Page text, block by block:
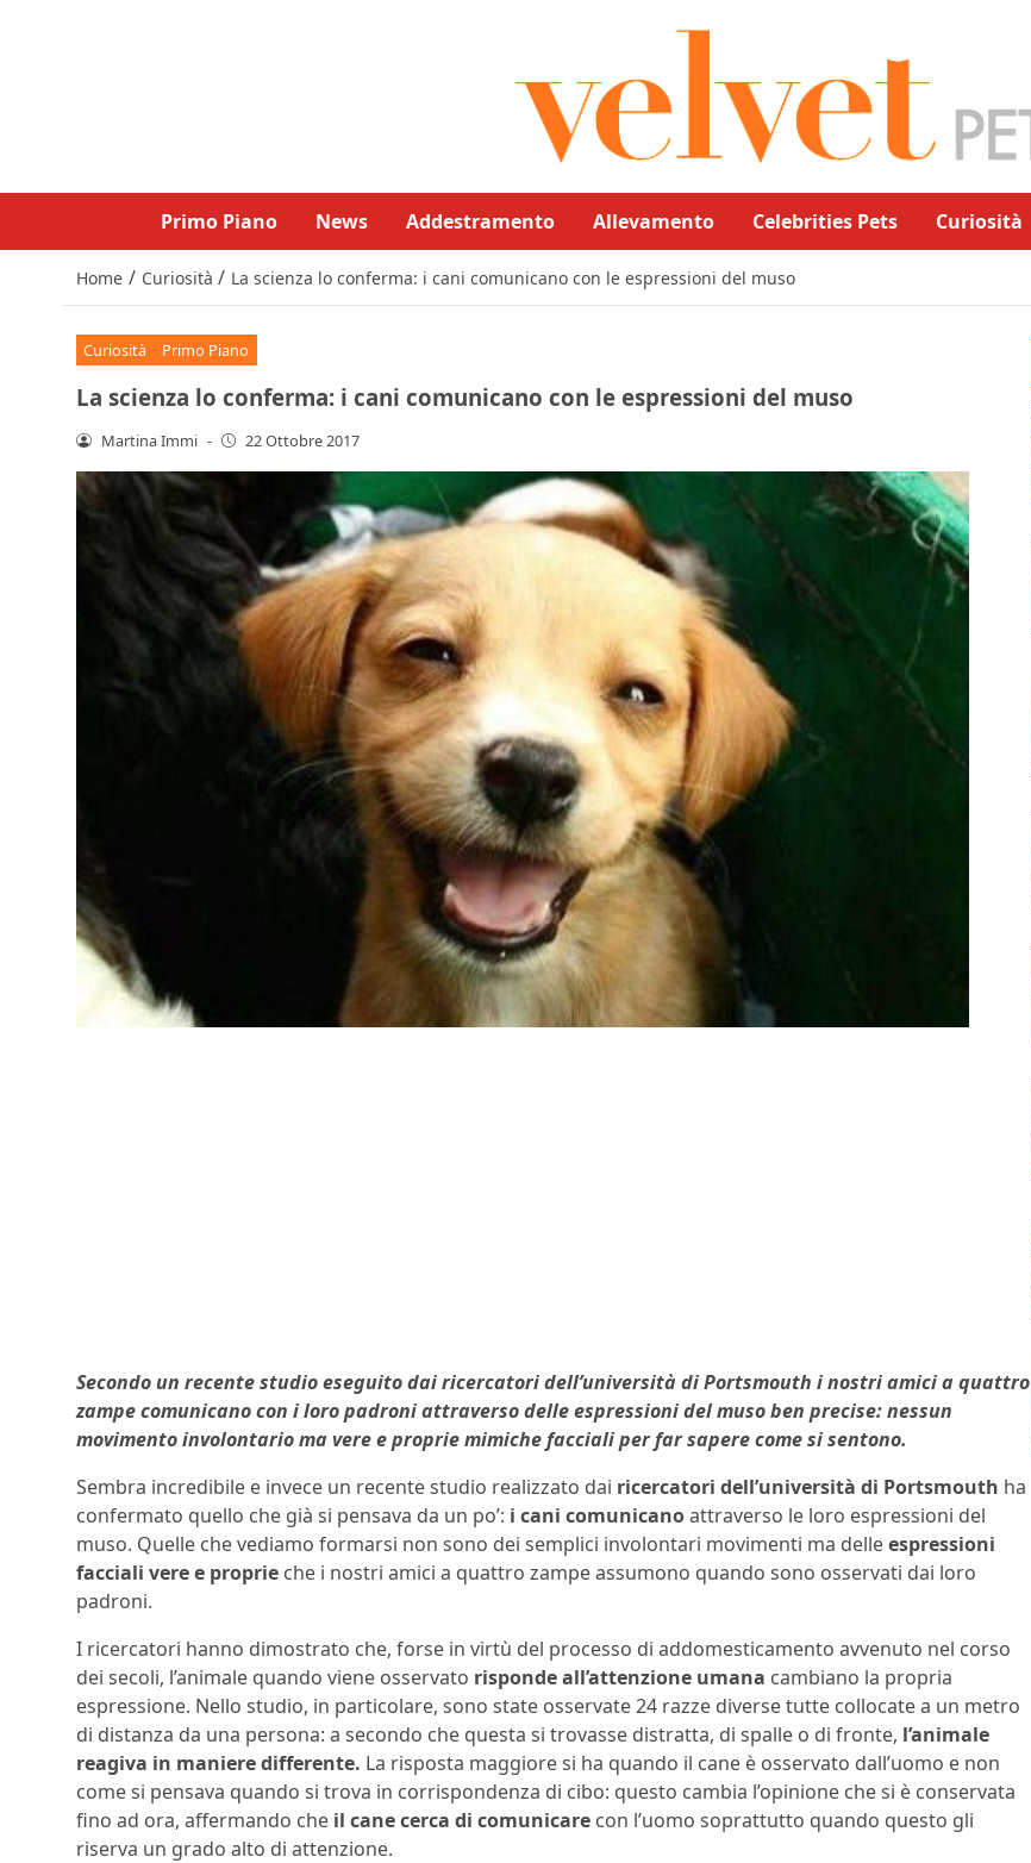
Primo Piano News Addestramento Allevamento Celebrities Pets Curiosità
Home / Curiosità / La scienza lo conferma: i cani comunicano con le espressioni del muso
Curiosità Primo Piano
La scienza lo conferma: i cani comunicano con le espressioni del muso
Martina Immi - 22 Ottobre 2017
Secondo un recente studio eseguito dai ricercatori dell’università di Portsmouth i nostri amici a quattro
zampe comunicano con i loro padroni attraverso delle espressioni del muso ben precise: nessun
movimento involontario ma vere e proprie mimiche facciali per far sapere come si sentono.
Sembra incredibile e invece un recente studio realizzato dai ricercatori dell’università di Portsmouth ha
confermato quello che già si pensava da un po’: i cani comunicanoattraverso le loro espressioni del
muso. Quelle che vediamo formarsi non sono dei semplici involontari movimenti ma delleespressioni
facciali vere e proprie che i nostri amici a quattro zampe assumono quando sono osservati dai loro
padroni.
I ricercatori hanno dimostrato che, forse in virtù del processo di addomesticamento avvenuto nel corso
dei secoli, l’animale quando viene osservato risponde all’attenzione umana cambiano la propria
espressione. Nello studio, in particolare, sono state osservate 24 razze diverse tutte collocate a un metro
di distanza da una persona: a secondo che questa si trovasse distratta, di spalle o di fronte, l’animale
reagiva in maniere differente. La risposta maggiore si ha quando il cane è osservato dall’uomo e non
come si pensava quando si trova in corrispondenza di cibo: questo cambia l’opinione che si è conservata
fino ad ora, affermando che il cane cerca di comunicare con l’uomo soprattutto quando questo gli
riserva un grado alto di attenzione.